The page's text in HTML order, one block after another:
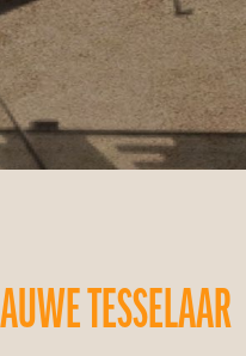
TESSELAAR